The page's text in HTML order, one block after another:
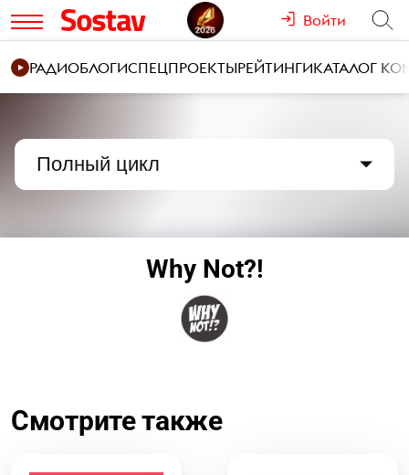
Войти
РАДИОБЛОГИСПЕЦПРОЕКТЫРЕЙТИНГИКАТАЛОГ
Полный цикл
Why Not?!
Смотрите также